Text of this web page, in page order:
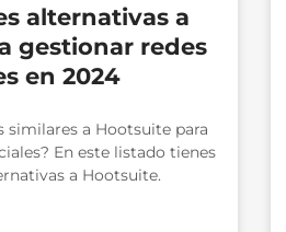
alternativas a
gestionar redes
en 2024
similares a Hootsuite para
En este listado tienes
a Hootsuite.